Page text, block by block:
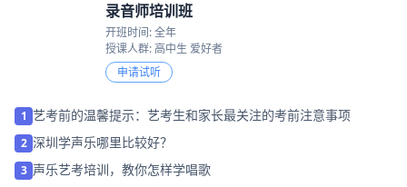
录音师培训班
开班时间: 全年
授课人群: 高中生 爱好者
申请试听
1 艺考前的温馨提示：艺考生和家长最关注的考前注意事项
2 深圳学声乐哪里比较好？
3 声乐艺考培训，教你怎样学唱歌